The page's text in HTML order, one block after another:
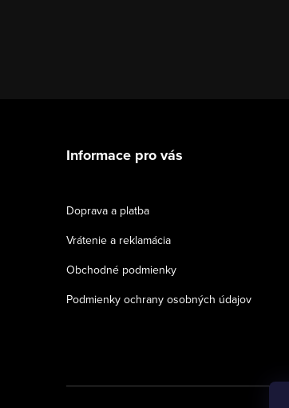
Informace pro vás
Doprava a platba
Vrátenie a reklamácia
Obchodné podmienky
Podmienky ochrany osobných údajov